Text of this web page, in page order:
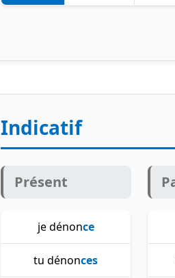
Indicatif
Présent
je dénonce
tu dénonces